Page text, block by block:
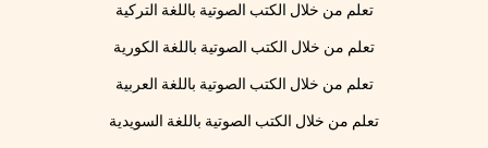
تعلم من خلال الكتب الصوتية باللغة التركية
تعلم من خلال الكتب الصوتية باللغة الكورية
تعلم من خلال الكتب الصوتية باللغة العربية
تعلم من خلال الكتب الصوتية باللغة السويدية